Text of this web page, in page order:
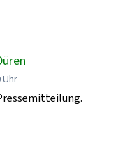
Uhr